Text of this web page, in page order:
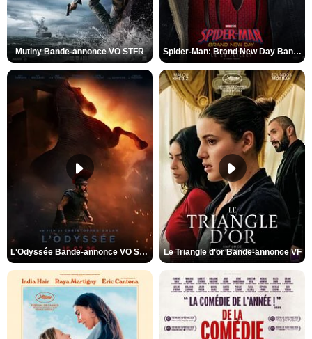
Mutiny Bande-annonce VO STFR Spider-Man: Brand New Day Bande-annonce VO STFR
L'Odyssée Bande-annonce VO STFR Le Triangle d'or Bande-annonce VF